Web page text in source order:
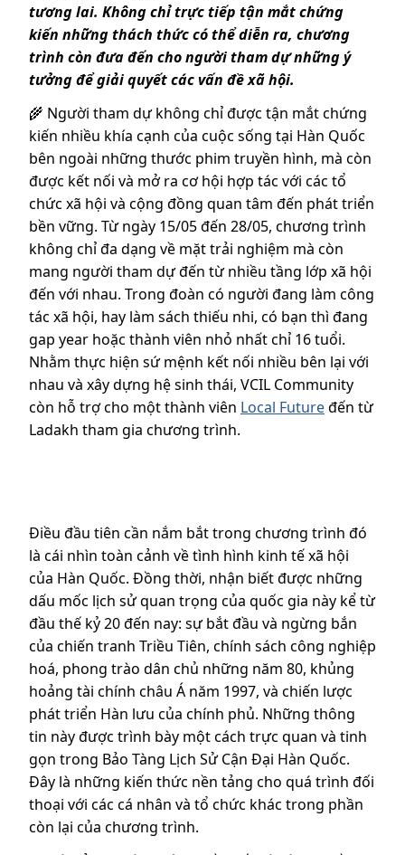
tương lai. Không chỉ trực tiếp tận mắt chứng
kiến những thách thức có thể diễn ra, chương
trình còn đưa đến cho người tham dự những ý
tưởng để giải quyết các vấn đề xã hội.
🌾 Người tham dự không chỉ được tận mắt chứng
kiến nhiều khía cạnh của cuộc sống tại Hàn Quốc
bên ngoài những thước phim truyền hình, mà còn
được kết nối và mở ra cơ hội hợp tác với các tổ
chức xã hội và cộng đồng quan tâm đến phát triển
bền vững. Từ ngày 15/05 đến 28/05, chương trình
không chỉ đa dạng về mặt trải nghiệm mà còn
mang người tham dự đến từ nhiều tầng lớp xã hội
đến với nhau. Trong đoàn có người đang làm công
tác xã hội, hay làm sách thiếu nhi, có bạn thì đang
gap year hoặc thành viên nhỏ nhất chỉ 16 tuổi.
Nhằm thực hiện sứ mệnh kết nối nhiều bên lại với
nhau và xây dựng hệ sinh thái, VCIL Community
còn hỗ trợ cho một thành viên Local Futuređến từ
Ladakh tham gia chương trình.
Điều đầu tiên cần nắm bắt trong chương trình đó
là cái nhìn toàn cảnh về tình hình kinh tế xã hội
của Hàn Quốc. Đồng thời, nhận biết được những
dấu mốc lịch sử quan trọng của quốc gia này kể từ
đầu thế kỷ 20 đến nay: sự bắt đầu và ngừng bắn
của chiến tranh Triều Tiên, chính sách công nghiệp
hoá, phong trào dân chủ những năm 80, khủng
hoảng tài chính châu Á năm 1997, và chiến lược
phát triển Hàn lưu của chính phủ. Những thông
tin này được trình bày một cách trực quan và tinh
gọn trong Bảo Tàng Lịch Sử Cận Đại Hàn Quốc.
Đây là những kiến thức nền tảng cho quá trình đối
thoại với các cá nhân và tổ chức khác trong phần
còn lại của chương trình.